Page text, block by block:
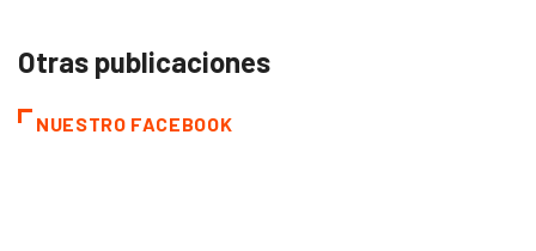
Otras publicaciones
NUESTRO FACEBOOK